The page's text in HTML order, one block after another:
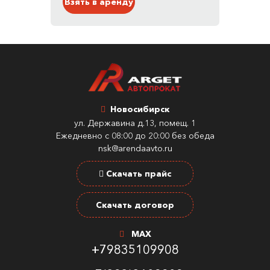
Новосибирск
ул. Державина д.13, помещ. 1
Ежедневно с 08:00 до 20:00 без обеда
nsk@arendaavto.ru
Скачать прайс
Скачать договор
MAX
+79835109908